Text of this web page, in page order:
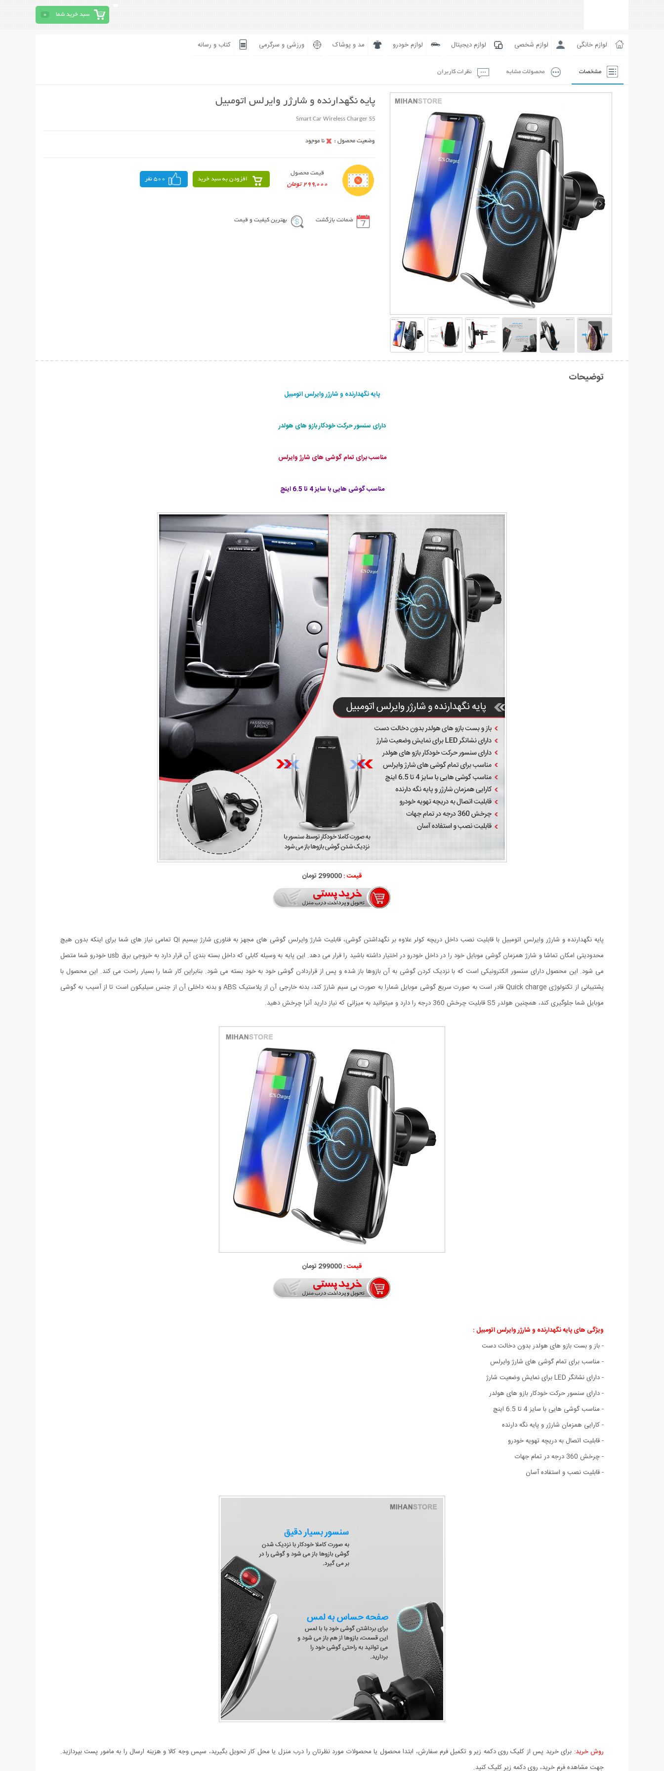
سبد خرید شما 0
لوازم خانگی لوازم شخصی لوازم دیجیتال لوازم خودرو مد و پوشاک ورزشی و سرگرمی کتاب و رسانه
مشخصات محصولات مشابه نظرات کاربران
پایه نگهدارنده و شارژر وایرلس اتومبیل
Smart Car Wireless Charger S5
قیمت محصول
299,000 تومان
افزودن به سبد خرید 500 نفر
ضمانت بازگشت بهترین کیفیت و قیمت
توضیحات
پایه نگهدارنده و شارژر وایرلس اتومبیل
دارای سنسور حرکت خودکار بازو های هولدر
مناسب برای تمام گوشی های شارژ وایرلس
مناسب گوشی هایی با سایز 4 تا 6.5 اینچ
قیمت :299000 تومان
پایه نگهدارنده و شارژر وایرلس اتومبیل با قابلیت نصب داخل دریچه کولر علاوه بر نگهداشتن گوشی، قابلیت شارژ وایرلس گوشی های مجهز به فناوری شارژ بیسیم Qi تمامی نیاز های شما برای اینکه بدون هیچ
محدودیتی امکان تماشا و شارژ همزمان گوشی موبایل خود را در داخل خودرو در اختیار داشته باشید را قرار می دهد. این پایه به وسیله کابلی که داخل بسته بندی آن قرار دارد به خروجی برق usb خودرو شما متصل
می شود. این محصول دارای سنسور الکترونیکی است که با نزدیک کردن گوشی به آن بازوها باز شده و پس از قراردادن گوشی خود به خود بسته می شود. بنابراین کار شما را بسیار راحت می کند. این محصول با
پشتیبانی از تکنولوژی Quick charge قادر است به صورت سریع گوشی موبایل شمارا به صورت بی سیم شارژ کند، بدنه خارجی آن از پلاستیک ABS و بدنه داخلی آن از جنس سیلیکون است تا از آسیب به گوشی
موبایل شما جلوگیری کند، همچنین هولدر S5 قابلیت چرخش 360 درجه را دارد و میتوانید به میزانی که نیاز دارید آنرا چرخش دهید.
قیمت :299000 تومان
ویژگی های پایه نگهدارنده و شارژر وایرلس اتومبیل :
- باز و بست بازو های هولدر بدون دخالت دست
- مناسب برای تمام گوشی های شارژ وایرلس
- دارای نشانگر LED برای نمایش وضعیت شارژ
- دارای سنسور حرکت خودکار بازو های هولدر
- مناسب گوشی هایی با سایز 4 تا 6.5 اینچ
- کارایی همزمان شارژر و پایه نگه دارنده
- قابلیت اتصال به دریچه تهویه خودرو
- چرخش 360 درجه در تمام جهات
- قابلیت نصب و استفاده آسان
روش خرید: برای خرید پس از کلیک روی دکمه زیر و تکمیل فرم سفارش، ابتدا محصول یا محصولات مورد نظرتان را درب منزل یا محل کار تحویل بگیرید، سپس وجه کالا و هزینه ارسال را به مامور پست بپردازید.
جهت مشاهده فرم خرید، روی دکمه زیر کلیک کنید.